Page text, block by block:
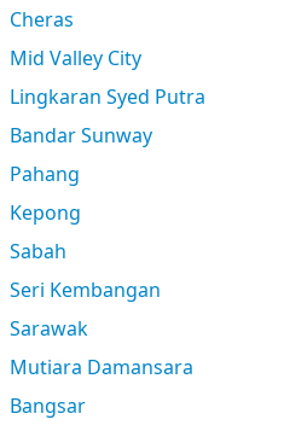
Cheras
Mid Valley City
Lingkaran Syed Putra
Bandar Sunway
Pahang
Kepong
Sabah
Seri Kembangan
Sarawak
Mutiara Damansara
Bangsar